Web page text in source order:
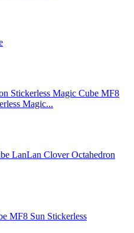
MF8
Magic...
LanLan Clover Octahedron
MF8 Sun Stickerless